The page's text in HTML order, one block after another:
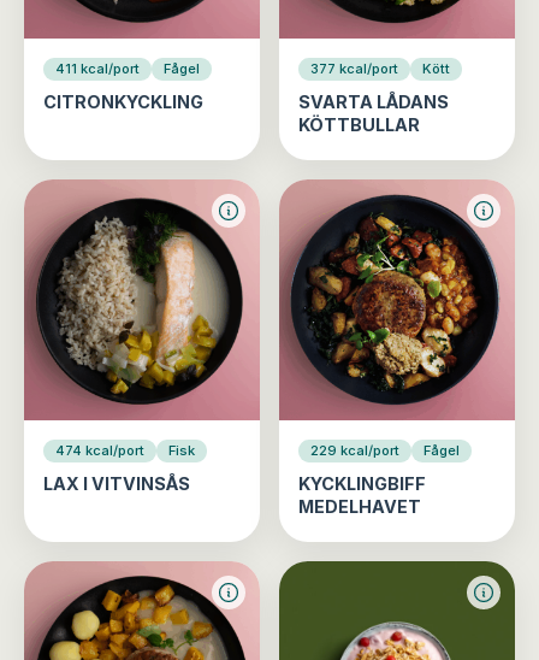
411 kcal/port Fågel
CITRONKYCKLING
377 kcal/port Kött
SVARTA LÅDANS
KÖTTBULLAR
474 kcal/port Fisk
LAX I VITVINSÅS
229 kcal/port Fågel
KYCKLINGBIFF
MEDELHAVET